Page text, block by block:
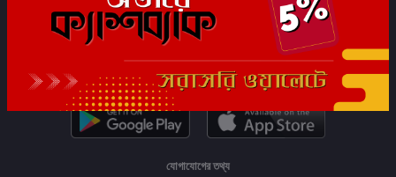
সাবস্ক্রাইব
যোগাযোগের তথ্য